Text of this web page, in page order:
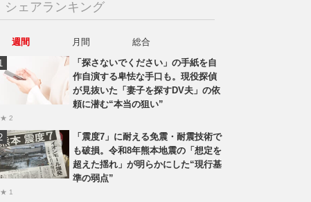
シェアランキング
週間 月間
総合
「探さないでください」の手紙を自
作自演する卑怯な手口も。現役探偵
が見抜いた「妻子を探すDV夫」の依
頼に潜む“本当の狙い”
★ 2
「震度7」に耐える免震・耐震技術で
も破損。令和8年熊本地震の「想定を
超えた揺れ」が明らかにした“現行基
準の弱点”
★ 1